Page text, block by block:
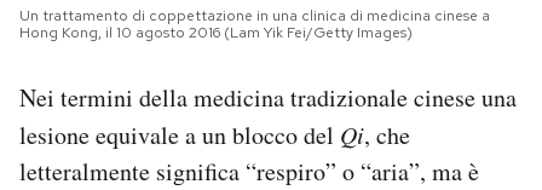
Un trattamento di coppettazione in una clinica di medicina cinese a
Hong Kong, il 10 agosto 2016 (Lam Yik Fei/Getty Images)
Nei termini della medicina tradizionale cinese una
lesione equivale a un blocco del Qi, che
letteralmente significa “respiro” o “aria”, ma è